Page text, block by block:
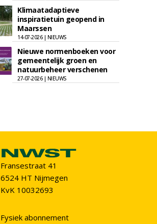
Klimaatadaptieve
inspiratietuin geopend in
Maarssen
14-07-2026 | NIEUWS
Nieuwe normenboeken voor
gemeentelijk groen en
natuurbeheer verschenen
27-07-2026 | NIEUWS
Fransestraat 41
6524 HT Nijmegen
KvK 10032693
Fysiek abonnement